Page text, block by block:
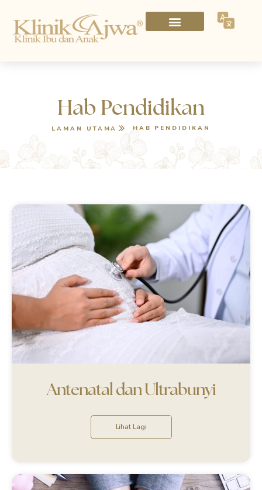
Hab Pendidikan
LAMAN UTAMA HAB PENDIDIKAN
Antenatal dan Ultrabunyi
Lihat Lagi